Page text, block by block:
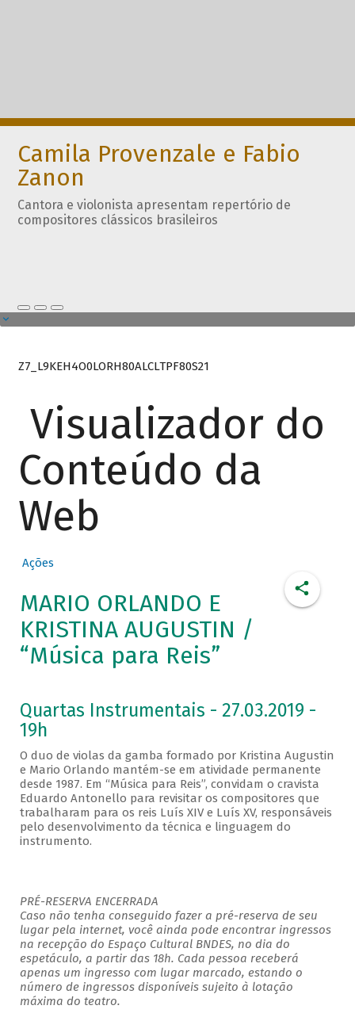
Camila Provenzale e Fabio
Zanon
Cantora e violonista apresentam repertório de
compositores clássicos brasileiros
Z7_L9KEH4O0LORH80ALCLTPF80S21
Visualizador do
Conteúdo da
Web
Ações
MARIO ORLANDO E
KRISTINA AUGUSTIN /
“Música para Reis”
Quartas Instrumentais - 27.03.2019 -
19h
O duo de violas da gamba formado por Kristina Augustin
e Mario Orlando mantém-se em atividade permanente
desde 1987. Em “Música para Reis”, convidam o cravista
Eduardo Antonello para revisitar os compositores que
trabalharam para os reis Luís XIV e Luís XV, responsáveis
pelo desenvolvimento da técnica e linguagem do
instrumento.
PRÉ-RESERVA ENCERRADA
Caso não tenha conseguido fazer a pré-reserva de seu
lugar pela internet, você ainda pode encontrar ingressos
na recepção do Espaço Cultural BNDES, no dia do
espetáculo, a partir das 18h. Cada pessoa receberá
apenas um ingresso com lugar marcado, estando o
número de ingressos disponíveis sujeito à lotação
máxima do teatro.